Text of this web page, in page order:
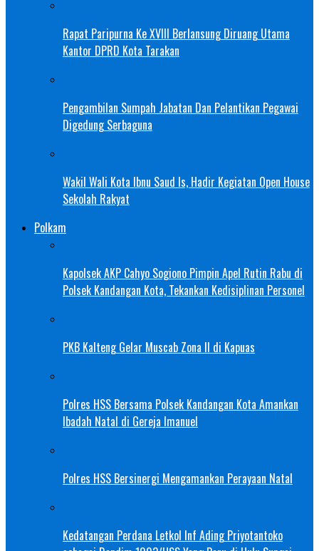
Rapat Paripurna Ke XVIII Berlansung Diruang Utama
Kantor DPRD Kota Tarakan
Pengambilan Sumpah Jabatan Dan Pelantikan Pegawai
Digedung Serbaguna
Wakil Wali Kota Ibnu Saud Is, Hadir Kegiatan Open House
Sekolah Rakyat
Polkam
Kapolsek AKP Cahyo Sogiono Pimpin Apel Rutin Rabu di
Polsek Kandangan Kota, Tekankan Kedisiplinan Personel
PKB Kalteng Gelar Muscab Zona II di Kapuas
Polres HSS Bersama Polsek Kandangan Kota Amankan
Ibadah Natal di Gereja Imanuel
Polres HSS Bersinergi Mengamankan Perayaan Natal
Kedatangan Perdana Letkol Inf Ading Priyotantoko